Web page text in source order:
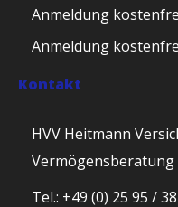
Anmeldung
Anmeldung
Kontakt
HVV Heitmann
Vermögensberatung
Tel.: +49 (0) 25 95 /